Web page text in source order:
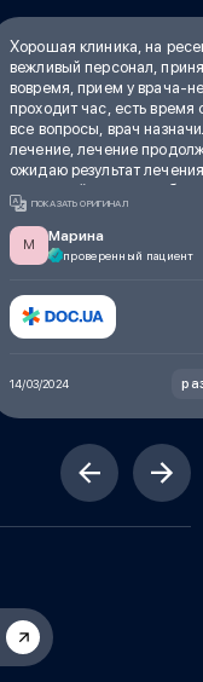
Хорошая клиника, на
вежливый персонал,
вовремя, прием у врача-
проходит час, есть время
все вопросы, врач
лечение, лечение
ожидаю результат
замечаний к врачу не
ПОКАЗАТЬ ОРИГИНАЛ
М
Марина
проверенный пациент
14/03/2024